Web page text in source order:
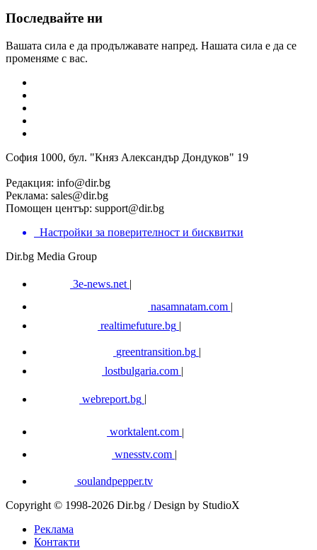
Последвайте ни
Вашата сила е да продължавате напред. Нашата сила е да се
променяме с вас.
София 1000, бул. "Княз Александър Дондуков" 19
Редакция: info@dir.bg
Реклама: sales@dir.bg
Помощен център: support@dir.bg
Настройки за поверителност и бисквитки
Dir.bg Media Group
3e-news.net |
nasamnatam.com |
realtimefuture.bg |
greentransition.bg |
lostbulgaria.com |
webreport.bg
worktalent.com |
wnesstv.com |
soulandpepper.tv
Copyright © 1998-2026 Dir.bg / Design by StudioX
Реклама
Контакти